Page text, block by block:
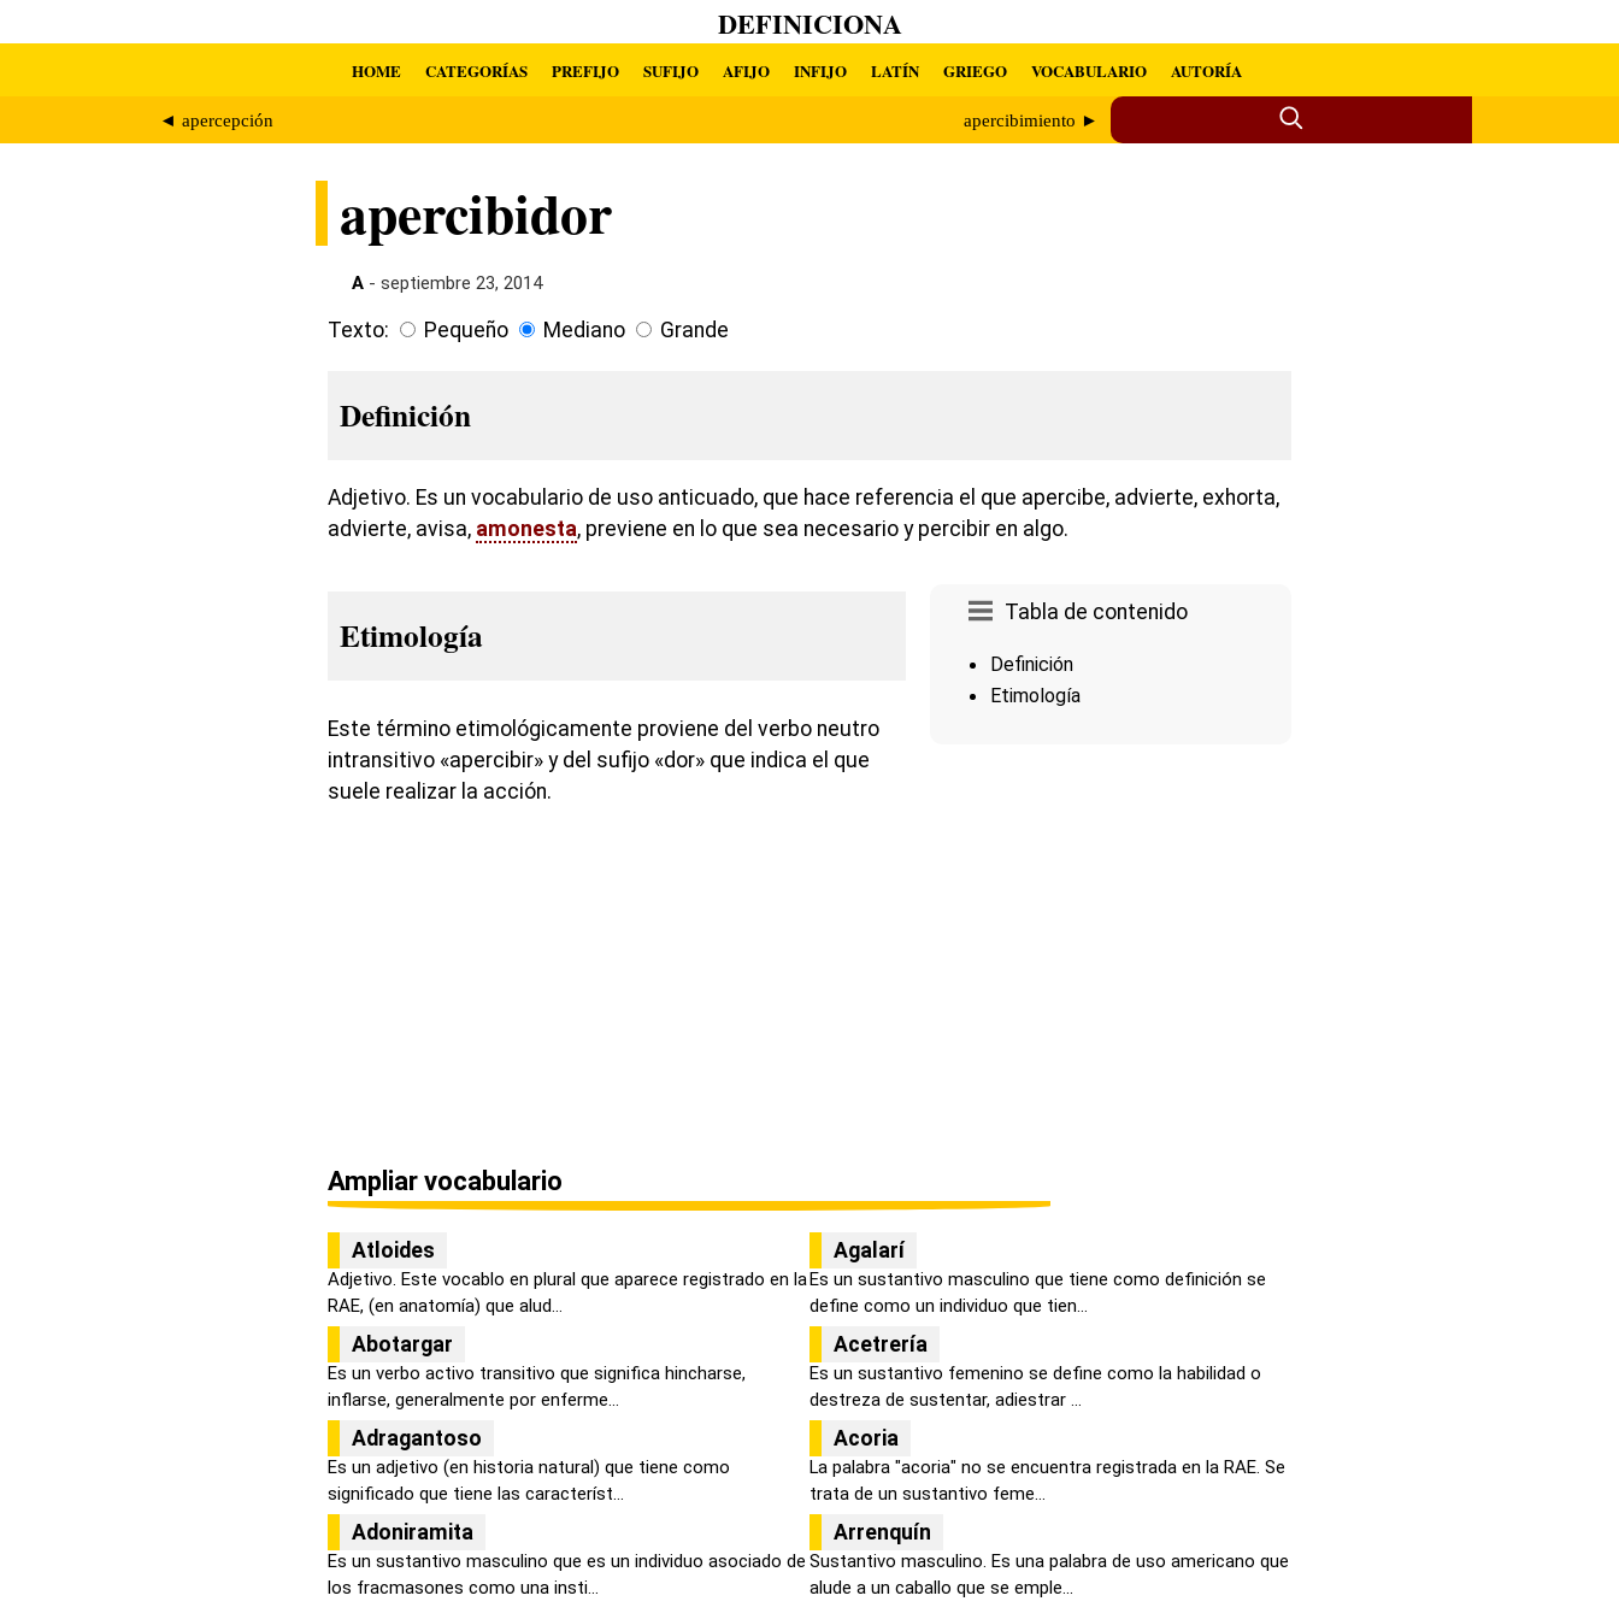
DEFINICIONA
HOME CATEGORÍAS PREFIJO SUFIJO AFIJO INFIJO LATÍN GRIEGO VOCABULARIO AUTORÍA
◄ apercepción apercibimiento ►
apercibidor
A - septiembre 23, 2014
Texto: Pequeño Mediano Grande
Definición
Adjetivo. Es un vocabulario de uso anticuado, que hace referencia el que apercibe, advierte, exhorta,
advierte, avisa, amonesta, previene en lo que sea necesario y percibir en algo.
Tabla de contenido
Definición
Etimología
Etimología
Este término etimológicamente proviene del verbo neutro
intransitivo «apercibir» y del sufijo «dor» que indica el que
suele realizar la acción.
Ampliar vocabulario
Atloides
Adjetivo. Este vocablo en plural que aparece registrado en la
RAE, (en anatomía) que alud...
Agalarí
Es un sustantivo masculino que tiene como definición se
define como un individuo que tien...
Abotargar
Es un verbo activo transitivo que significa hincharse,
inflarse, generalmente por enferme...
Acetrería
Es un sustantivo femenino se define como la habilidad o
destreza de sustentar, adiestrar ...
Adragantoso
Es un adjetivo (en historia natural) que tiene como
significado que tiene las característ...
Acoria
La palabra "acoria" no se encuentra registrada en la RAE. Se
trata de un sustantivo feme...
Adoniramita
Es un sustantivo masculino que es un individuo asociado de
los fracmasones como una insti...
Arrenquín
Sustantivo masculino. Es una palabra de uso americano que
alude a un caballo que se emple...